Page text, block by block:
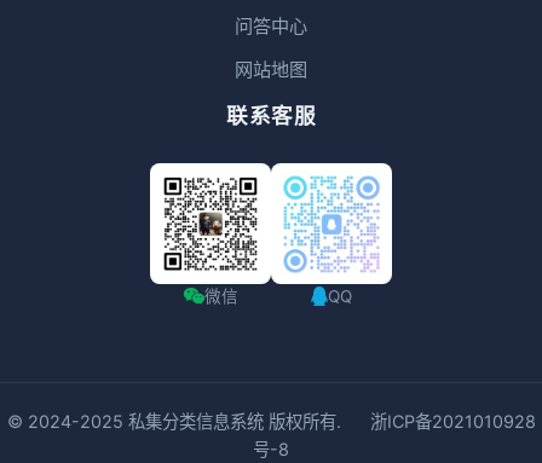
问答中心
网站地图
联系客服
微信 QQ
© 2024-2025 私集分类信息系统版权所有.
浙ICP备2021010928
号-8